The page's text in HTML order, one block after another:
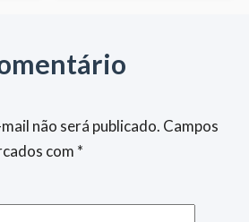
não será publicado. Campos
com *